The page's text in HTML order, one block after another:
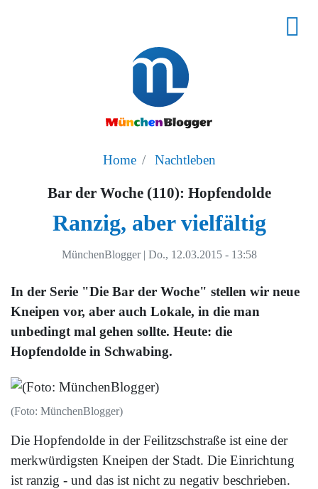
Home Nachtleben
Bar der Woche (110): Hopfendolde
Ranzig, aber vielfältig
MünchenBlogger | Do., 12.03.2015 - 13:58
In der Serie "Die Bar der Woche" stellen wir neue
Kneipen vor, aber auch Lokale, in die man
unbedingt mal gehen sollte. Heute: die
Hopfendolde in Schwabing.
(Foto: MünchenBlogger)
Die Hopfendolde in der Feilitzschstraße ist eine der
merkwürdigsten Kneipen der Stadt. Die Einrichtung
ist ranzig - und das ist nicht zu negativ beschrieben.